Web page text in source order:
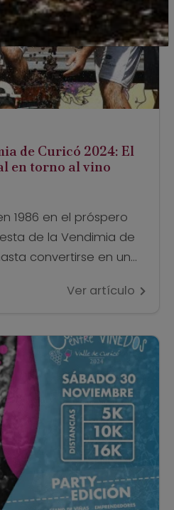
de Curicó 2024: El
en torno al vino
1986 en el próspero
de la Vendimia de
convertirse en un
hacer honor a la
y solo
[…]
Ver artículo